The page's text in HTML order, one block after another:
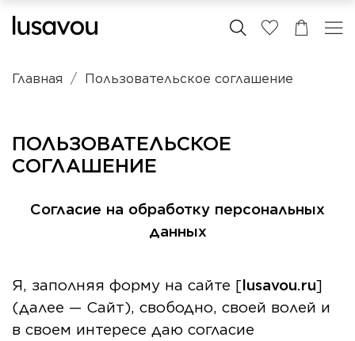
Главная Пользовательское соглашение
ПОЛЬЗОВАТЕЛЬСКОЕ
СОГЛАШЕНИЕ
Согласие на обработку персональных
данных
Я, заполняя форму на сайте [lusavou.ru]
(далее — Сайт), свободно, своей волей и
в своем интересе даю согласие